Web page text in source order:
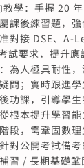
教學：手握 20
課後練習題，
對接 DSE、A-
試要求，提升應
為人極具耐性，
問；實時跟進
功課，引導學生
根本提升學習
段，需鞏固數理
對公開考試備
習 / 長期基礎